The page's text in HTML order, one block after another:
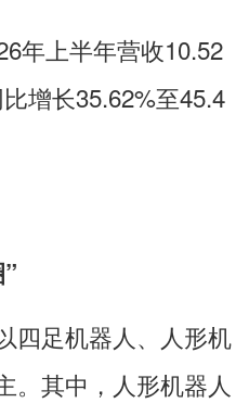
上半年营收10.52
增长35.62%至45.4
足机器人、人形机
。其中，人形机器人